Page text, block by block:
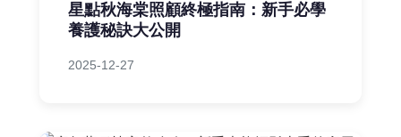
星點秋海棠照顧終極指南：新手必學
養護秘訣大公開
2025-12-27